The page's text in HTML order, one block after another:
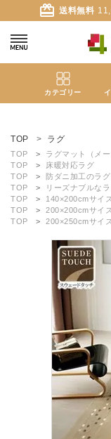
card_giftcard 送料無料
カテゴリー
ようこそ ゲスト 様
meeting_room ログイン
カテゴリーから探す
ブランド
ガイドライン
TOP ラグ
TOP
ラグマット（メ
TOP
床暖対応ラグ
TOP
防ダニ加工のラグ
TOP
リーズナブルな
TOP
140×200cmサイ
TOP
200×200cmサイ
TOP
200×250cmサイ